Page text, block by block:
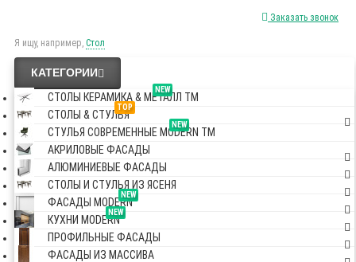
Заказать звонок
Я ищу, например, Стол
КАТЕГОРИИ
NEW
СТОЛЫ КЕРАМИКА & МЕТАЛЛ TM
TOP
СТОЛЫ & СТУЛЬЯ
NEW
СТУЛЬЯ СОВРЕМЕННЫЕ MODERN TM
АКРИЛОВЫЕ ФАСАДЫ
АЛЮМИНИЕВЫЕ ФАСАДЫ
СТОЛЫ И СТУЛЬЯ ИЗ ЯСЕНЯ
NEW
ФАСАДЫ MODERN
NEW
КУХНИ MODERN
ПРОФИЛЬНЫЕ ФАСАДЫ
ФАСАДЫ ИЗ МАССИВА